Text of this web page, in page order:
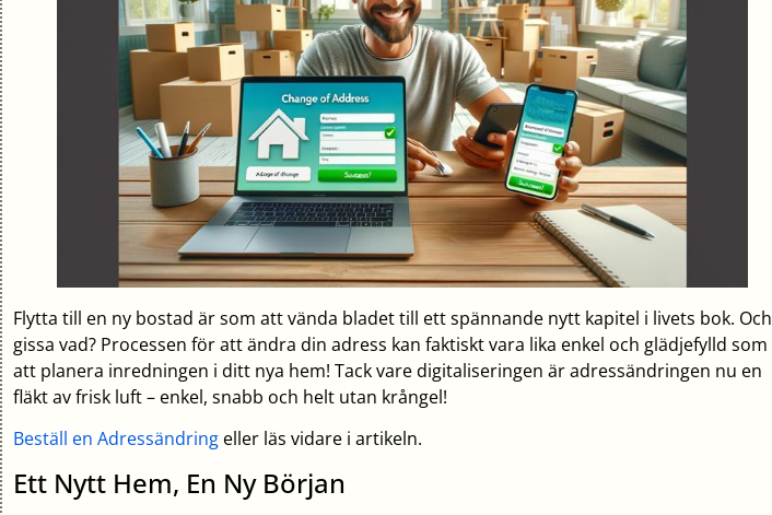
Flytta till en ny bostad är som att vända bladet till ett spännande nytt kapitel i livets bok. Och
gissa vad? Processen för att ändra din adress kan faktiskt vara lika enkel och glädjefylld som
att planera inredningen i ditt nya hem! Tack vare digitaliseringen är adressändringen nu en
fläkt av frisk luft – enkel, snabb och helt utan krångel!
Beställ en Adressändring eller läs vidare i artikeln.
Ett Nytt Hem, En Ny Början